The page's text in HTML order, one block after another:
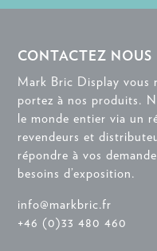
CONTACTEZ NOUS
Mark Bric Display vous
portez à nos produits.
le monde entier via un
revendeurs et
répondre à vos
besoins d’exposition.
info@markbric.fr
+46 (0)33 480 460